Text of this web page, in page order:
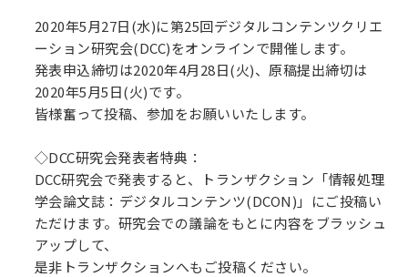
2020年5月27日(水)に第25回デジタルコンテンツクリエ
ーション研究会(DCC)をオンラインで開催します。
発表申込締切は2020年4月28日(火)、原稿提出締切は
2020年5月5日(火)です。
皆様奮って投稿、参加をお願いいたします。
◇DCC研究会発表者特典：
DCC研究会で発表すると、トランザクション「情報処理
学会論文誌：デジタルコンテンツ(DCON)」にご投稿い
ただけます。研究会での議論をもとに内容をブラッシュ
アップして、
是非トランザクションへもご投稿ください。